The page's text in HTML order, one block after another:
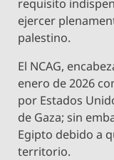
requisito
ejercer
palestino.
El NCAG,
enero de 2026
por Estados
de Gaza; sin
Egipto debido a
territorio.